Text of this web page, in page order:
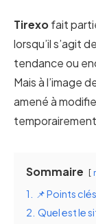
Tirexofait
lorsqu’il s’agit
tendance ou
Mais à l’image
amené à
Sommaire
1.
📌 Points
2. Quel est le